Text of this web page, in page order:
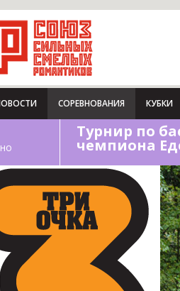
СОРЕВНОВАНИЯ КУБКИ
Турнир по
чемпиона